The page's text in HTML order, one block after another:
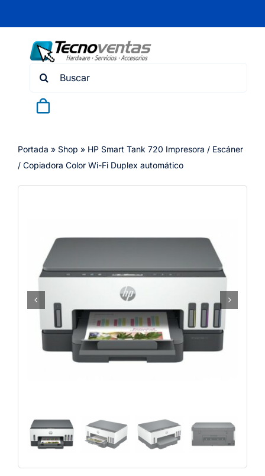
content
Search
Portada » Shop » HP Smart Tank 720 Impresora / Escáner
/ Copiadora Color Wi-Fi Duplex automático